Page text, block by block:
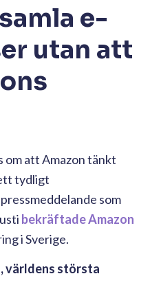
e-
utan att
om att Amazon tänkt
tydligt
som
bekräftade Amazon
i Sverige.
världens största